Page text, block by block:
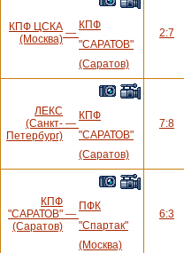
КПФ ЦСКА
(Москва) —
КПФ
"САРАТОВ"
(Саратов)
2:7
ЛЕКС
(Санкт-
Петербург)
—
КПФ
"САРАТОВ"
(Саратов)
7:8
КПФ
"САРАТОВ"
(Саратов)
—
ПФК
"Спартак"
(Москва)
6:3